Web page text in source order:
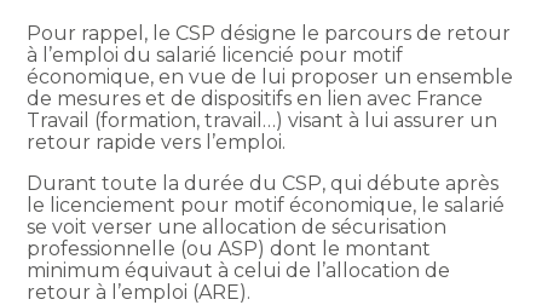
Pour rappel, le CSP désigne le parcours de retour
à l’emploi du salarié licencié pour motif
économique, en vue de lui proposer un ensemble
de mesures et de dispositifs en lien avec France
Travail (formation, travail…) visant à lui assurer un
retour rapide vers l’emploi.
Durant toute la durée du CSP, qui débute après
le licenciement pour motif économique, le salarié
se voit verser une allocation de sécurisation
professionnelle (ou ASP) dont le montant
minimum équivaut à celui de l’allocation de
retour à l’emploi (ARE).